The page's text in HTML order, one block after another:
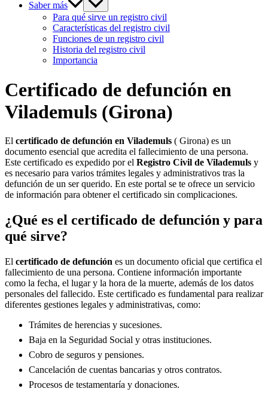
Saber más
Para qué sirve un registro civil
Características del registro civil
Funciones de un registro civil
Historia del registro civil
Importancia
Certificado de defunción en
Vilademuls (Girona)
El certificado de defunción en Vilademuls ( Girona) es un
documento esencial que acredita el fallecimiento de una persona.
Este certificado es expedido por el Registro Civil de Vilademuls y
es necesario para varios trámites legales y administrativos tras la
defunción de un ser querido. En este portal se te ofrece un servicio
de información para obtener el certificado sin complicaciones.
¿Qué es el certificado de defunción y para
qué sirve?
El certificado de defunción es un documento oficial que certifica el
fallecimiento de una persona. Contiene información importante
como la fecha, el lugar y la hora de la muerte, además de los datos
personales del fallecido. Este certificado es fundamental para realizar
diferentes gestiones legales y administrativas, como:
Trámites de herencias y sucesiones.
Baja en la Seguridad Social y otras instituciones.
Cobro de seguros y pensiones.
Cancelación de cuentas bancarias y otros contratos.
Procesos de testamentaría y donaciones.